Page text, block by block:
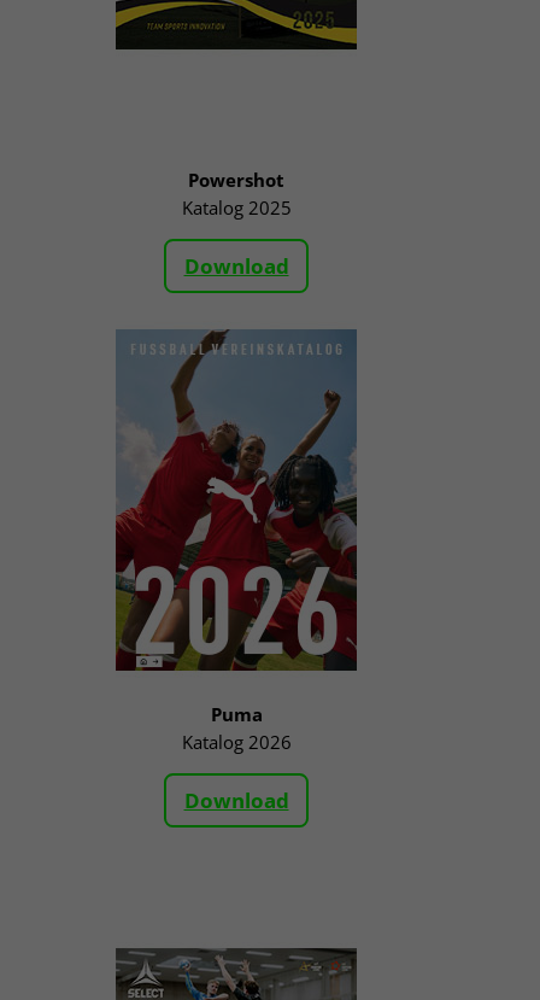
Powershot
Katalog 2025
Download
Puma
Katalog 2026
Download